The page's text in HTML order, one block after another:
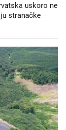
uskoro ne
stranačke